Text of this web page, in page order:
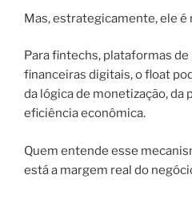
Mas, estrategicamente, ele é
Para fintechs, plataformas
financeiras digitais, o float
da lógica de monetização, da
eficiência econômica.
Quem entende esse
está a margem real do